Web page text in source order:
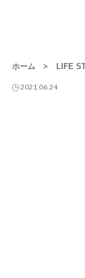
ホーム > LIFE
2021.06.24